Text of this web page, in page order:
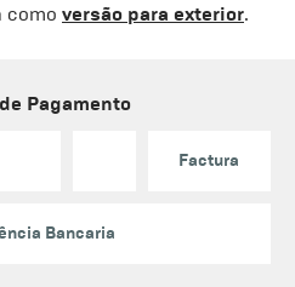
como versão para exterior.
Pagamento
Factura
Bancaria